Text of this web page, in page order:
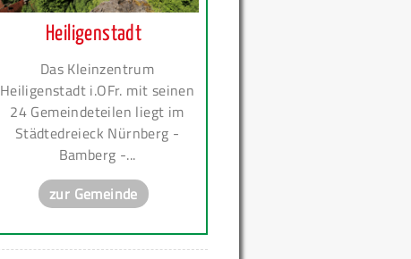
Heiligenstadt
Das Kleinzentrum
Heiligenstadt i.OFr. mit seinen
24 Gemeindeteilen liegt im
Städtedreieck Nürnberg -
Bamberg -...
zur Gemeinde